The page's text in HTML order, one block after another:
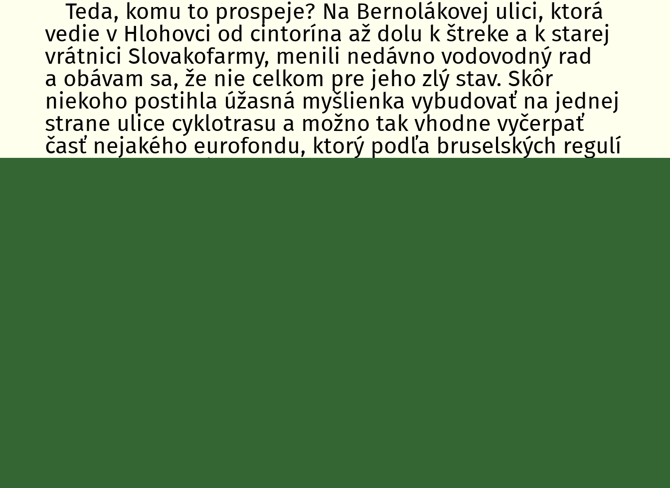
Teda, komu to prospeje? Na Bernolákovej ulici, ktorá
vedie v Hlohovci od cintorína až dolu k štreke a k starej
vrátnici Slovakofarmy, menili nedávno vodovodný rad
a obávam sa, že nie celkom pre jeho zlý stav. Skôr
niekoho postihla úžasná myšlienka vybudovať na jednej
strane ulice cyklotrasu a možno tak vhodne vyčerpať
časť nejakého eurofondu, ktorý podľa bruselských regulí